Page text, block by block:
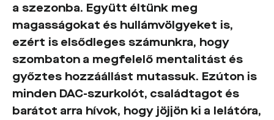
a szezonba. Együtt éltünk meg
magasságokat és hullámvölgyeket is,
ezért is elsődleges számunkra, hogy
szombaton a megfelelő mentalitást és
győztes hozzáállást mutassuk. Ezúton is
minden DAC-szurkolót, családtagot és
barátot arra hívok, hogy jöjjön ki a lelátóra,